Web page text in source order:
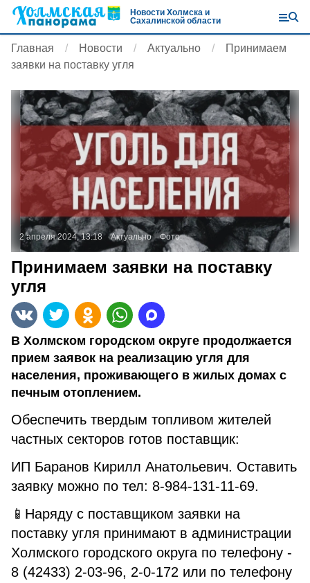
Новости Холмска и
Сахалинской области
Главная Новости Актуально
Принимаем
заявки на поставку угля
2 апреля 2024, 13:18 Актуально Фото:
Принимаем заявки на поставку
угля
В Холмском городском округе продолжается
прием заявок на реализацию угля для
населения, проживающего в жилых домах с
печным отоплением.
Обеспечить твердым топливом жителей
частных секторов готов поставщик:
ИП Баранов Кирилл Анатольевич. Оставить
заявку можно по тел: 8-984-131-11-69.
📱Наряду с поставщиком заявки на
поставку угля принимают в администрации
Холмского городского округа по телефону -
8 (42433) 2-03-96, 2-0-172 или по телефону